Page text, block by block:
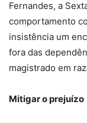
Fernandes, a
comportamento
insistência um
fora das
magistrado em
Mitigar o prejuízo